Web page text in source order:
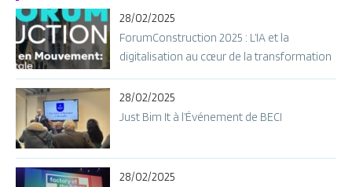
28/02/2025
ForumConstruction 2025 : L’IA et la
digitalisation au cœur de la transformation
28/02/2025
Just Bim It à l’Événement de BECI
28/02/2025